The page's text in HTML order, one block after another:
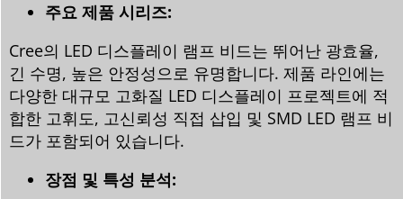
주요 제품 시리즈:
Cree의 LED 디스플레이 램프 비드는 뛰어난 광효율,
긴 수명, 높은 안정성으로 유명합니다. 제품 라인에는
다양한 대규모 고화질 LED 디스플레이 프로젝트에 적
합한 고휘도, 고신뢰성 직접 삽입 및 SMD LED 램프 비
드가 포함되어 있습니다.
장점 및 특성 분석: